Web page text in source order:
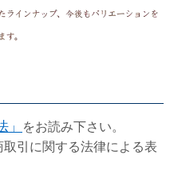
」 をお読み下さい。
取引に関する法律による表